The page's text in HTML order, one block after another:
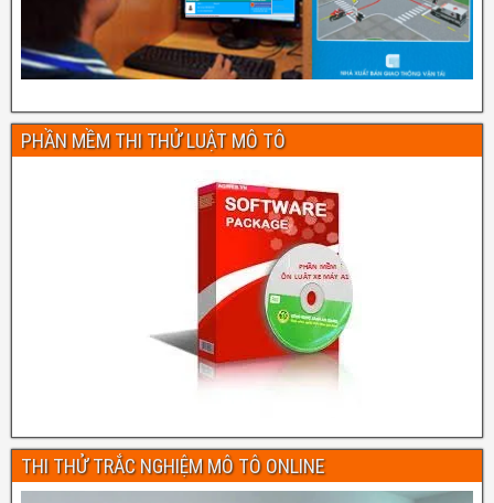
PHẦN MỀM THI THỬ LUẬT MÔ TÔ
THI THỬ TRẮC NGHIỆM MÔ TÔ ONLINE